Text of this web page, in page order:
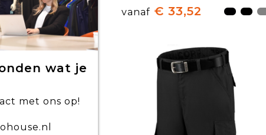
wat je
met ons op!
vanaf € 33,52